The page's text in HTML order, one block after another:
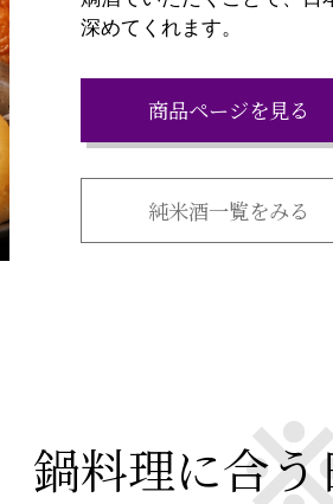
深めてくれます。
商品ページを見る
純米酒一覧をみる
鍋料理に合